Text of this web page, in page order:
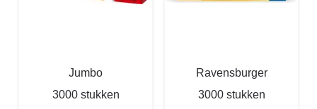
Jumbo
3000 stukken
Ravensburger
3000 stukken